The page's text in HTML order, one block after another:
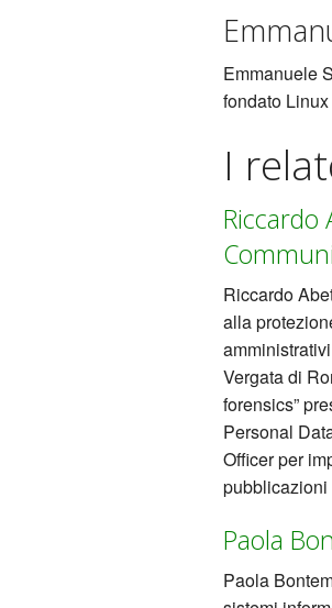
Emmanuele
fondato
I
Riccardo
Riccardo
alla
Vergata di
forensics”
Personal
Officer per
pubblicazioni
Paola
Paola